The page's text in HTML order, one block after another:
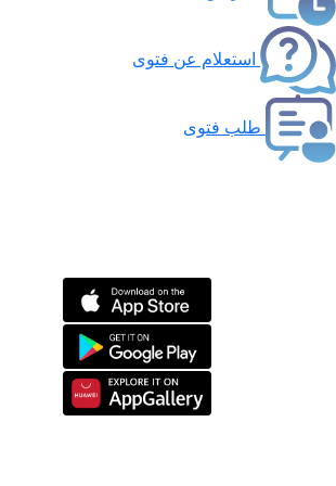
استعلام عن فتوى
طلب فتوى